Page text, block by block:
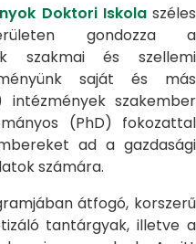
Doktori Iskolaszéles
gondozza a
szakmai és szellemi
saját és más
intézmények szakember
(PhD) fokozattal
ad a gazdasági
számára.
átfogó, korszerű
tantárgyak, illetve a